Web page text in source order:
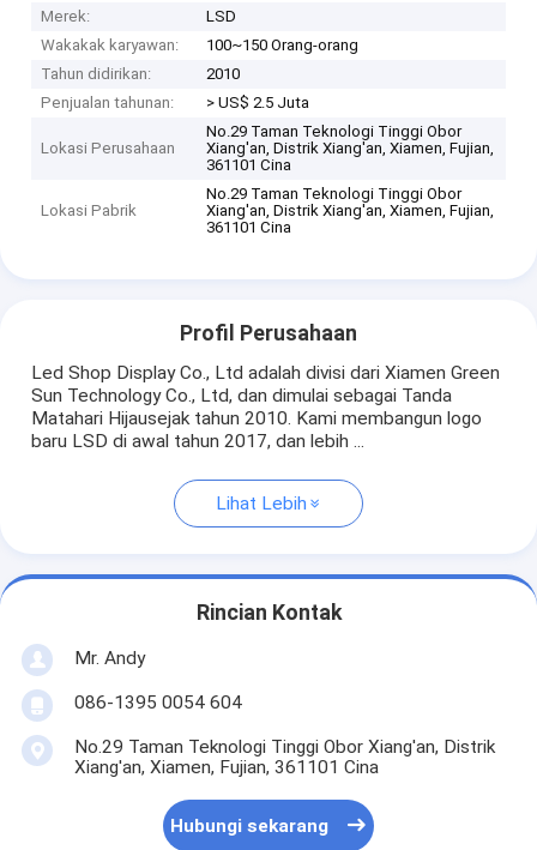
Merek:
LSD
Wakakak karyawan:
100~150 Orang-orang
Tahun didirikan:
2010
Penjualan tahunan:
> US$ 2.5 Juta
Lokasi Perusahaan
No.29 Taman Teknologi Tinggi Obor
Xiang'an, Distrik Xiang'an, Xiamen, Fujian,
361101 Cina
Lokasi Pabrik
No.29 Taman Teknologi Tinggi Obor
Xiang'an, Distrik Xiang'an, Xiamen, Fujian,
361101 Cina
Profil Perusahaan
Led Shop Display Co., Ltd adalah divisi dari Xiamen Green
Sun Technology Co., Ltd, dan dimulai sebagai Tanda
Matahari Hijausejak tahun 2010. Kami membangun logo
baru LSD di awal tahun 2017, dan lebih ...
Lihat Lebih
Rincian Kontak
Mr. Andy
086-1395 0054 604
No.29 Taman Teknologi Tinggi Obor Xiang'an, Distrik
Xiang'an, Xiamen, Fujian, 361101 Cina
Hubungi sekarang